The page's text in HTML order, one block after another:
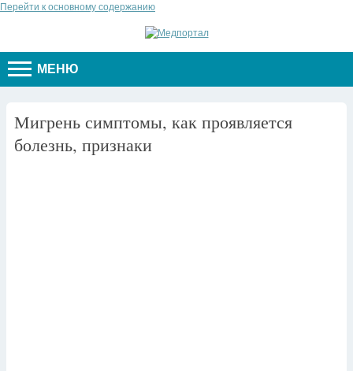
Перейти к основному содержанию
МЕНЮ
Мигрень симптомы, как проявляется
болезнь, признаки